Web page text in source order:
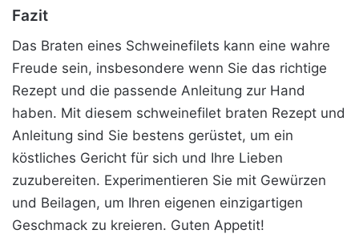
Fazit
Das Braten eines Schweinefilets kann eine wahre
Freude sein, insbesondere wenn Sie das richtige
Rezept und die passende Anleitung zur Hand
haben. Mit diesem schweinefilet braten Rezept und
Anleitung sind Sie bestens gerüstet, um ein
köstliches Gericht für sich und Ihre Lieben
zuzubereiten. Experimentieren Sie mit Gewürzen
und Beilagen, um Ihren eigenen einzigartigen
Geschmack zu kreieren. Guten Appetit!